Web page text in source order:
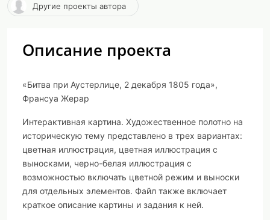
Другие проекты автора
Описание проекта
«Битва при Аустерлице, 2 декабря 1805 года»,
Франсуа Жерар
Интерактивная картина. Художественное полотно на
историческую тему представлено в трех вариантах:
цветная иллюстрация, цветная иллюстрация с
выносками, черно-белая иллюстрация с
возможностью включать цветной режим и выноски
для отдельных элементов. Файл также включает
краткое описание картины и задания к ней.